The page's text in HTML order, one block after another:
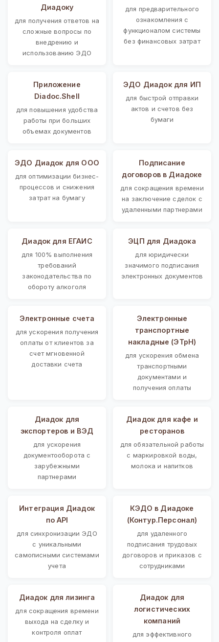
Диадоку
для получения ответов на
сложные вопросы по
внедрению и
использованию ЭДО
для предварительного
ознакомления с
функционалом системы
без финансовых затрат
Приложение
Diadoc.Shell
для повышения удобства
работы при больших
объемах документов
ЭДО Диадок для ИП
для быстрой отправки
актов и счетов без
бумаги
ЭДО Диадок для ООО
для оптимизации бизнес-
процессов и снижения
затрат на бумагу
Подписание
договоров в Диадоке
для сокращения времени
на заключение сделок с
удаленными партнерами
Диадок для ЕГАИС
для 100% выполнения
требований
законодательства по
обороту алкоголя
ЭЦП для Диадока
для юридически
значимого подписания
электронных документов
Электронные счета
для ускорения получения
оплаты от клиентов за
счет мгновенной
доставки счета
Электронные
транспортные
накладные (ЭТрН)
для ускорения обмена
транспортными
документами и
получения оплаты
Диадок для
экспортеров и ВЭД
для ускорения
документооборота с
зарубежными
партнерами
Диадок для кафе и
ресторанов
для обязательной работы
с маркировкой воды,
молока и напитков
Интеграция Диадок
по API
для синхронизации ЭДО
с уникальными
самописными системами
учета
КЭДО в Диадоке
(Контур.Персонал)
для удаленного
подписания трудовых
договоров и приказов с
сотрудниками
Диадок для лизинга
для сокращения времени
выхода на сделку и
контроля оплат
Диадок для
логистических
компаний
для эффективного